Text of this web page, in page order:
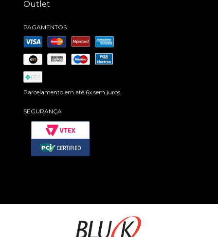
Outlet
PAGAMENTOS
Parcelamento em até 6x sem juros.
SEGURANÇA